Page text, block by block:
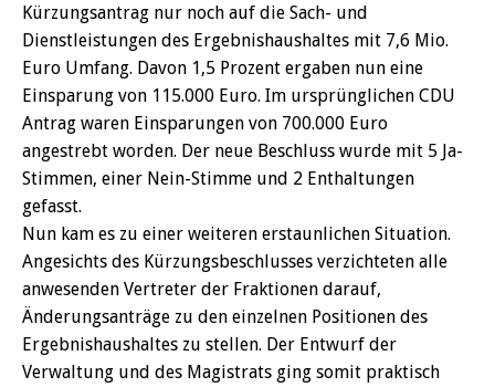
Kürzungsantrag nur noch auf die Sach- und
Dienstleistungen des Ergebnishaushaltes mit 7,6 Mio.
Euro Umfang. Davon 1,5 Prozent ergaben nun eine
Einsparung von 115.000 Euro. Im ursprünglichen CDU
Antrag waren Einsparungen von 700.000 Euro
angestrebt worden. Der neue Beschluss wurde mit 5 Ja-
Stimmen, einer Nein-Stimme und 2 Enthaltungen
gefasst.
Nun kam es zu einer weiteren erstaunlichen Situation.
Angesichts des Kürzungsbeschlusses verzichteten alle
anwesenden Vertreter der Fraktionen darauf,
Änderungsanträge zu den einzelnen Positionen des
Ergebnishaushaltes zu stellen. Der Entwurf der
Verwaltung und des Magistrats ging somit praktisch